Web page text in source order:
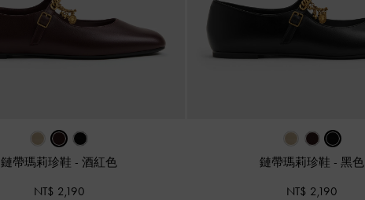
鏈帶瑪莉珍鞋 -酒紅色
NT$ 2,190
鏈帶瑪莉珍鞋 -黑色
NT$ 2,190